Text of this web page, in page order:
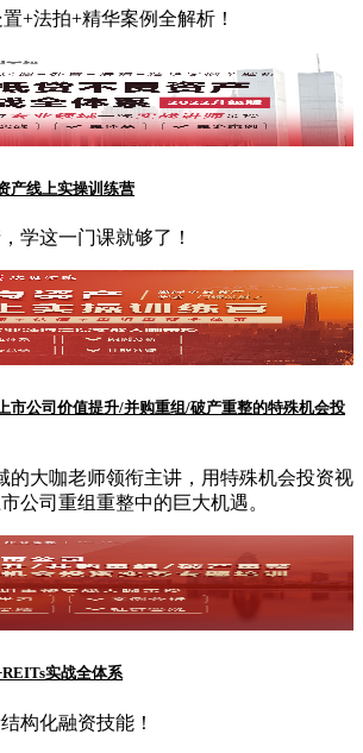
+法拍+精华案例全解析！
产线上实操训练营
学这一门课就够了！
市公司价值提升/并购重组/破产重整的特殊机会投
的大咖老师领衔主讲，用特殊机会投资视
公司重组重整中的巨大机遇。
实战全体系
构化融资技能！